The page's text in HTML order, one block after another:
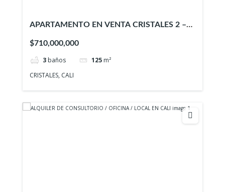
APARTAMENTO EN VENTA CRISTALES 2 –
$710,000,000
3 baños 125 m²
CRISTALES, CALI